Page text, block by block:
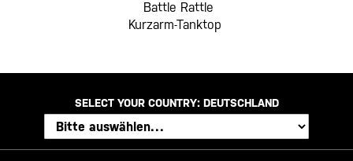
Battle Rattle
Kurzarm-Tanktop
SELECT YOUR COUNTRY: DEUTSCHLAND